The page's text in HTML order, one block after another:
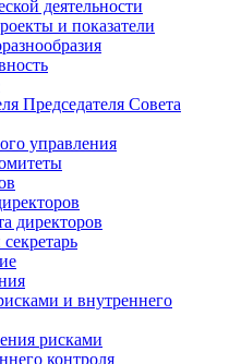
деятельности
и показатели
Председателя Совета
управления
директоров
и внутреннего
рисками
контроля